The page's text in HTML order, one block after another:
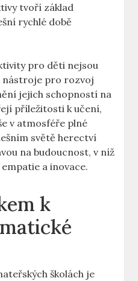
tvoří základ
rychlé době
pro děti nejsou
nástroje pro rozvoj
jejich schopností na
příležitosti k učení,
v atmosféře plné
světě herectví
na budoucnost, v níž
a inovace.
k
školách je